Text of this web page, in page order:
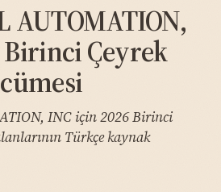
AUTOMATION,
Çeyrek
INC için 2026 Birinci
Türkçe kaynak